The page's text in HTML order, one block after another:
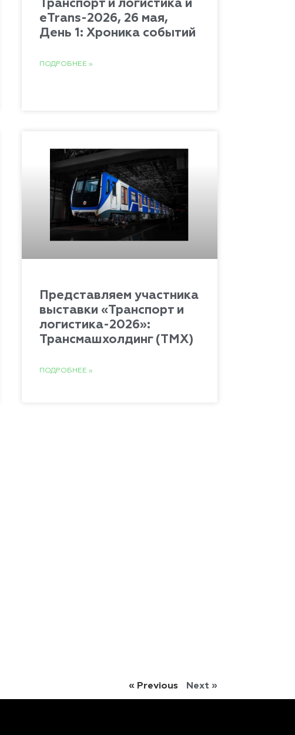
Транспорт и логистика и
eTrans-2026, 26 мая,
День 1: Хроника событий
ПОДРОБНЕЕ »
Представляем участника
выставки «Транспорт и
логистика-2026»:
Трансмашхолдинг (ТМХ)
ПОДРОБНЕЕ »
« Previous Next »